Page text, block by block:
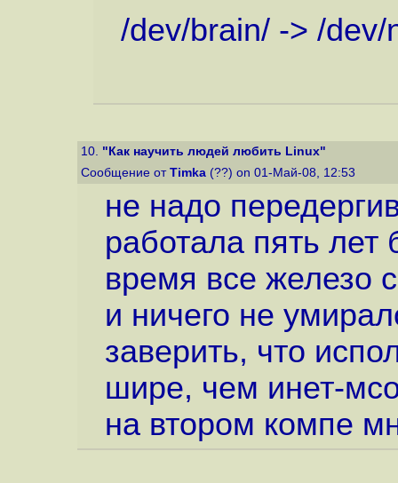
/dev/brain/ -> /dev/
10. "Как научить людей любить Linux"
Сообщение от Timka (??) on 01-Май-08, 12:53
не надо
работала пять лет
время все железо
и ничего не
заверить, что
шире, чем инет-
на втором компе